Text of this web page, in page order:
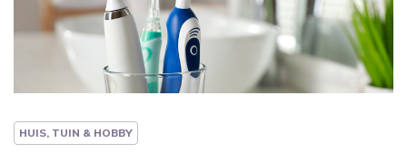
HUIS, TUIN & HOBBY